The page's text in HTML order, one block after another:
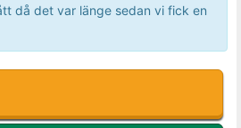
då det var länge sedan vi fick en